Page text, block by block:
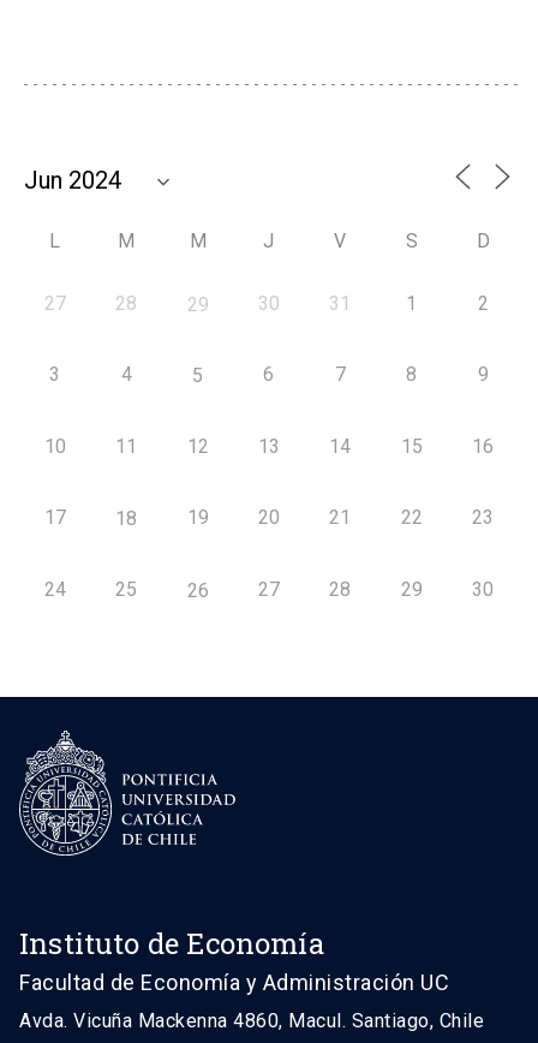
L M M J V S D
27 28 29 30 31 1 2
3 4 5 6 7 8 9
10 11 12 13 14 15 16
17 18 19 20 21 22 23
24 25 26 27 28 29 30
Instituto de Economía
Facultad de Economía y Administración UC
Avda. Vicuña Mackenna 4860, Macul. Santiago, Chile